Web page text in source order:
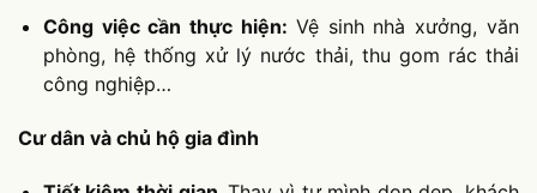
Công việc cần thực hiện: Vệ sinh nhà xưởng, văn
phòng, hệ thống xử lý nước thải, thu gom rác thải
công nghiệp…
Cư dân và chủ hộ gia đình